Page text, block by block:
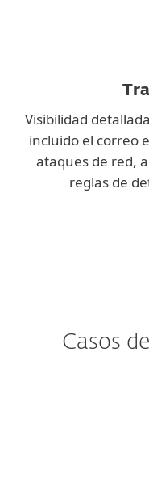
Visibilidad
incluido el correo
ataques de red,
reglas de
Casos